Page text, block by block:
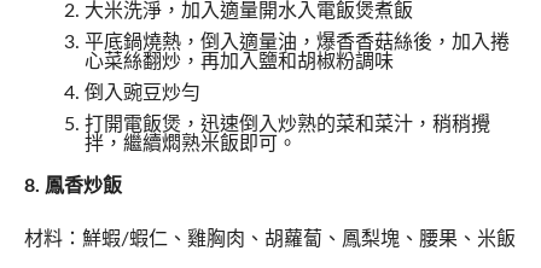
大米洗淨，加入適量開水入電飯煲煮飯
平底鍋燒熱，倒入適量油，爆香香菇絲後，加入捲
心菜絲翻炒，再加入鹽和胡椒粉調味
倒入豌豆炒勻
打開電飯煲，迅速倒入炒熟的菜和菜汁，稍稍攪
拌，繼續燜熟米飯即可。
8. 鳳香炒飯
材料：鮮蝦/蝦仁、雞胸肉、胡蘿蔔、鳳梨塊、腰果、米飯